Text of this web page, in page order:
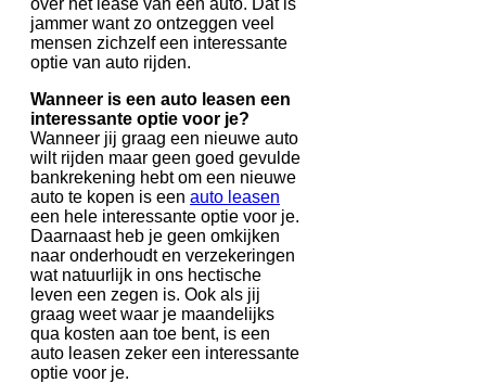
jammer want zo ontzeggen veel
mensen zichzelf een interessante
optie van auto rijden.
Wanneer is een auto leasen een
interessante optie voor je?
Wanneer jij graag een nieuwe auto
wilt rijden maar geen goed gevulde
bankrekening hebt om een nieuwe
auto te kopen is een auto leasen
een hele interessante optie voor je.
Daarnaast heb je geen omkijken
naar onderhoudt en verzekeringen
wat natuurlijk in ons hectische
leven een zegen is. Ook als jij
graag weet waar je maandelijks
qua kosten aan toe bent, is een
auto leasen zeker een interessante
optie voor je.